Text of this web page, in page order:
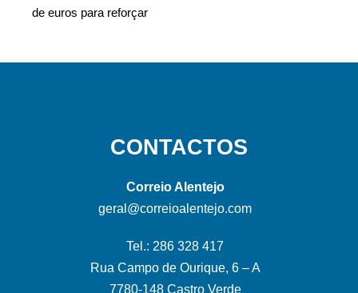
de euros para reforçar
CONTACTOS
Correio Alentejo
geral@correioalentejo.com
Tel.: 286 328 417
Rua Campo de Ourique, 6 – A
7780-148 Castro Verde